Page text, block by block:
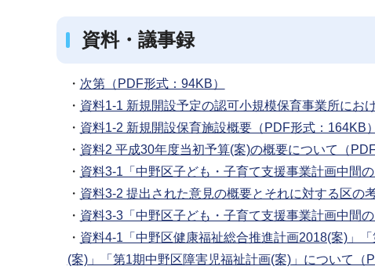
資料・議事録
・ 次第（PDF形式：94KB）
・ 資料1-1 新規開設予定の認可小規模保育事業所にお
・ 資料1‐2 新規開設保育施設概要（PDF形式：164KB）
・ 資料2 平成30年度当初予算(案)の概要について（
・ 資料3-1「中野区子ども・子育て支援事業計画中間
・ 資料3‐2 提出された意見の概要とそれに対する区の
・ 資料3‐3「中野区子ども・子育て支援事業計画中間
・ 資料4‐1「中野区健康福祉総合推進計画2018(案)」
(案)」「第1期中野区障害児福祉計画(案)」について（